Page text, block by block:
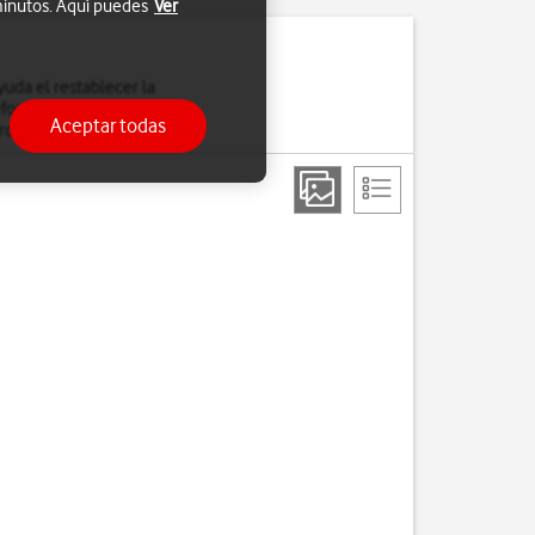
Es recomendable
Aquí puedes Ver
Aceptar todas